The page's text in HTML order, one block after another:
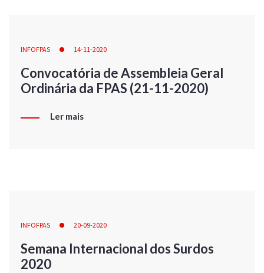
INFOFPAS 14-11-2020
Convocatória de Assembleia Geral
Ordinária da FPAS (21-11-2020)
Ler mais
INFOFPAS 20-09-2020
Semana Internacional dos Surdos
2020